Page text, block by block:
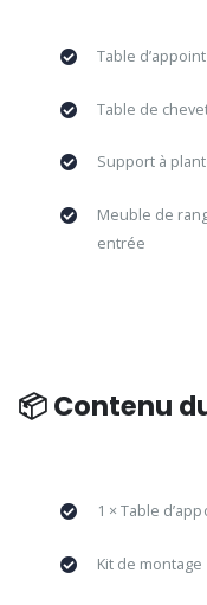
Table
Table de
Support à
Meuble de
entrée
📦 Contenu
1 × Table
Kit de